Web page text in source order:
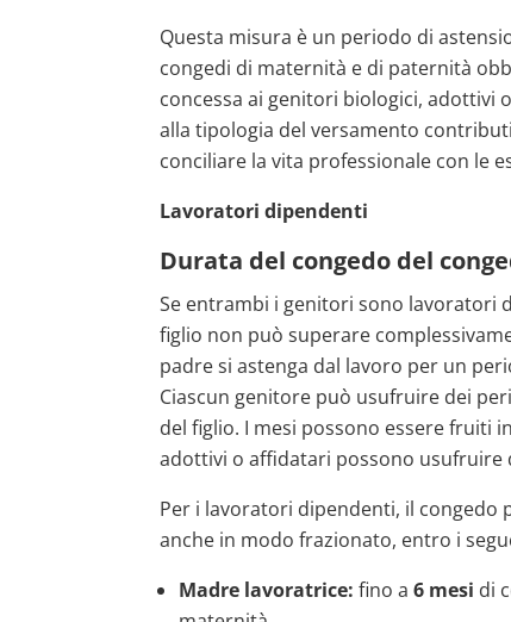
Questa misura è un periodo di
congedi di maternità e di paternità
concessa ai genitori biologici, adottivi
alla tipologia del versamento
conciliare la vita professionale con le
Lavoratori dipendenti
Durata del congedo del
Se entrambi i genitori sono lavoratori
figlio non può superare
padre si astenga dal lavoro per un
Ciascun genitore può usufruire dei
del figlio. I mesi possono essere fruiti
adottivi o affidatari possono usufruire
Per i lavoratori dipendenti, il congedo
anche in modo frazionato, entro i
Madre lavoratrice: fino a6 mesi di